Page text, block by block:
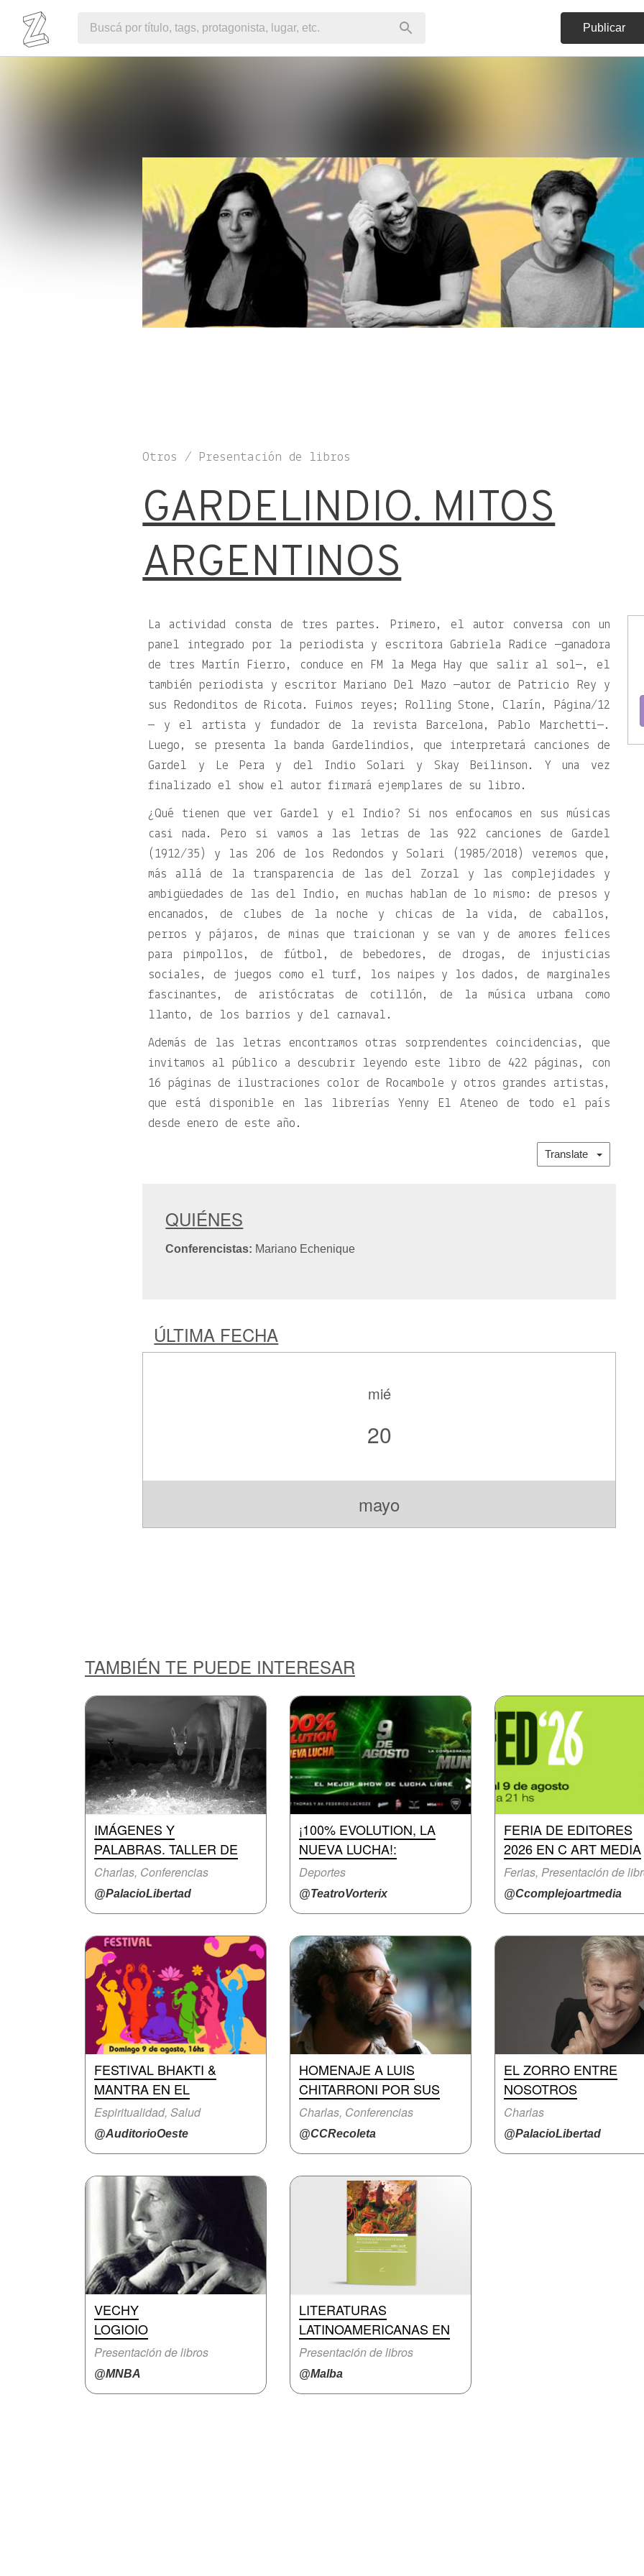
Publicar
Otros / Presentación de libros
GARDELINDIO. MITOS
ARGENTINOS
La actividad consta de tres partes. Primero, el autor conversa con un
panel integrado por la periodista y escritora Gabriela Radice —ganadora
de tres Martín Fierro, conduce en FM la Mega Hay que salir al sol—, el
también periodista y escritor Mariano Del Mazo —autor de Patricio Rey y
sus Redonditos de Ricota. Fuimos reyes; Rolling Stone, Clarín, Página/12
— y el artista y fundador de la revista Barcelona, Pablo Marchetti—.
Luego, se presenta la banda Gardelindios, que interpretará canciones de
Gardel y Le Pera y del Indio Solari y Skay Beilinson. Y una vez
finalizado el show el autor firmará ejemplares de su libro.
¿Qué tienen que ver Gardel y el Indio? Si nos enfocamos en sus músicas
casi nada. Pero si vamos a las letras de las 922 canciones de Gardel
(1912/35) y las 206 de los Redondos y Solari (1985/2018) veremos que,
más allá de la transparencia de las del Zorzal y las complejidades y
ambigüedades de las del Indio, en muchas hablan de lo mismo: de presos y
encanados, de clubes de la noche y chicas de la vida, de caballos,
perros y pájaros, de minas que traicionan y se van y de amores felices
para pimpollos, de fútbol, de bebedores, de drogas, de injusticias
sociales, de juegos como el turf, los naipes y los dados, de marginales
fascinantes, de aristócratas de cotillón, de la música urbana como
llanto, de los barrios y del carnaval.
Además de las letras encontramos otras sorprendentes coincidencias, que
invitamos al público a descubrir leyendo este libro de 422 páginas, con
16 páginas de ilustraciones color de Rocambole y otros grandes artistas,
que está disponible en las librerías Yenny El Ateneo de todo el país
desde enero de este año.
Translate
QUIÉNES
Conferencistas: Mariano Echenique
ÚLTIMA FECHA
mié
20
mayo
TAMBIÉN TE PUEDE INTERESAR
IMÁGENES Y
PALABRAS. TALLER DE
Charlas, Conferencias
@PalacioLibertad
¡100% EVOLUTION, LA
NUEVA LUCHA!:
Deportes
@TeatroVorterix
FERIA DE EDITORES
2026 EN C ART MEDIA
Ferias, Presentación de
@Ccomplejoartmedia
FESTIVAL BHAKTI &
MANTRA EN EL
Espiritualidad, Salud
@AuditorioOeste
HOMENAJE A LUIS
CHITARRONI POR SUS
Charlas, Conferencias
@CCRecoleta
EL ZORRO ENTRE
NOSOTROS
Charlas
@PalacioLibertad
VECHY
LOGIOIO
Presentación de libros
@MNBA
LITERATURAS
LATINOAMERICANAS EN
Presentación de libros
@Malba